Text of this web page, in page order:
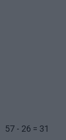
57 - 26 = 31